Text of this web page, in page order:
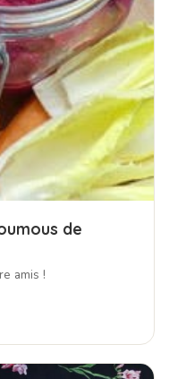
de
amis !